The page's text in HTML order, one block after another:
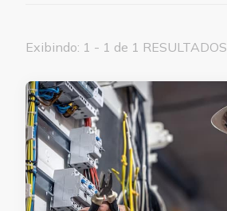
Exibindo: 1 - 1 de 1 RESULTADOS